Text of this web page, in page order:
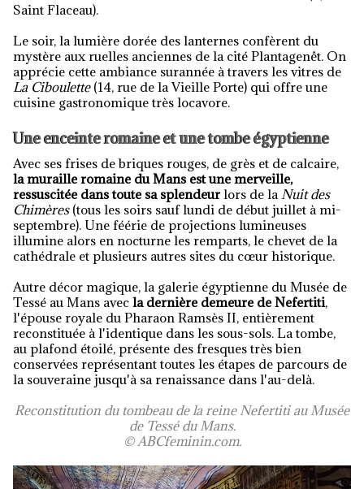
Saint Flaceau).
Le soir, la lumière dorée des lanternes confèrent du
mystère aux ruelles anciennes de la cité Plantagenêt. On
apprécie cette ambiance surannée à travers les vitres de
La Ciboulette(14, rue de la Vieille Porte) qui offre une
cuisine gastronomique très locavore.
Une enceinte romaine et une tombe égyptienne
Avec ses frises de briques rouges, de grès et de calcaire,
la muraille romaine du Mans est une merveille,
ressuscitée dans toute sa splendeur lors de la Nuit des
Chimères(tous les soirs sauf lundi de début juillet à mi-
septembre). Une féérie de projections lumineuses
illumine alors en nocturne les remparts, le chevet de la
cathédrale et plusieurs autres sites du cœur historique.
Autre décor magique, la galerie égyptienne du Musée de
Tessé au Mans avec la dernière demeure de Nefertiti,
l'épouse royale du Pharaon Ramsès II, entièrement
reconstituée à l'identique dans les sous-sols. La tombe,
au plafond étoilé, présente des fresques très bien
conservées représentant toutes les étapes de parcours de
la souveraine jusqu'à sa renaissance dans l'au-delà.
Reconstitution du tombeau de la reine Nefertiti au Musée
de Tessé du Mans.
© ABCfeminin.com.